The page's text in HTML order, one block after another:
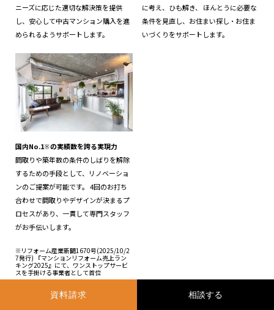
資料請求
ニーズに応じた適切な解決策を提供
し、安心して中古マンション購入を進
められるようサポートします。
に考え、ひも解き、 ほんとうに必要な
条件を見直し、お住まい探し・お住ま
いづくりをサポートします。
国内No.1※の実績数を誇る実現力
間取りや築年数の条件のしばりを解除
するための手段として、リノベーショ
ンのご提案が可能です。 4回のお打ち
合わせで間取りやデザインが決まるプ
ロセスがあり、一貫して専門スタッフ
がお手伝いします。
※リフォーム産業新聞1670号(2025/10/2
7発行) 『マンションリフォーム売上ラン
キング2025』にて、ワンストップサービ
スを手掛ける事業者として首位